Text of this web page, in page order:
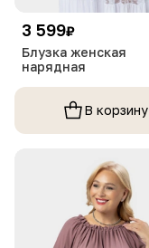
3 599₽
Блузка женская
нарядная
В корзину